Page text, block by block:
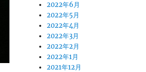
2022年6月
2022年5月
2022年4月
2022年3月
2022年2月
2022年1月
2021年12月